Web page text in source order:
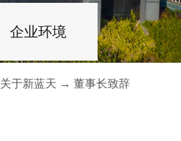
企业环境
关于新蓝天 → 董事长致辞